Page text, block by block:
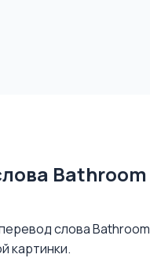
слова
картинки.